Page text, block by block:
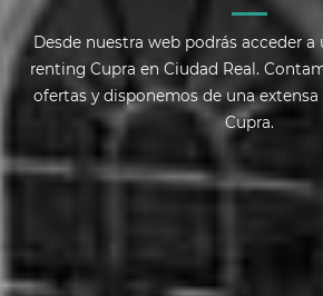
Desde nuestra web podrás acceder
renting Cupra en Ciudad Real.
ofertas y disponemos de una
Cupra.